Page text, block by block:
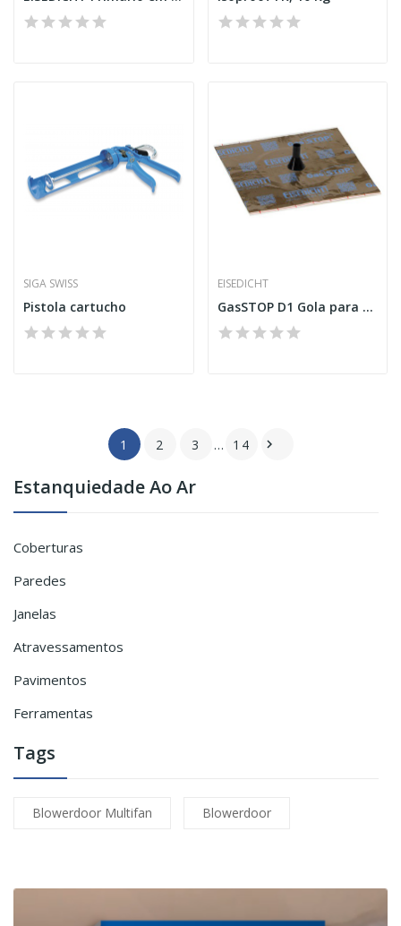
Estanquiedade Ao Ar
Coberturas
Paredes
Janelas
Atravessamentos
Pavimentos
Ferramentas
Tags
Blowerdoor Multifan Blowerdoor
SIGA SWISS
Pistola cartucho
EISEDICHT
GasSTOP D1 Gola para cabo 8-12 mm
1 2 3 … 14 